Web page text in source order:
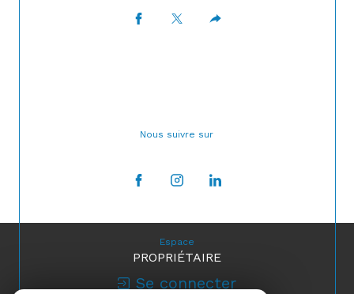
Nous suivre sur
Espace
PROPRIÉTAIRE
Se connecter